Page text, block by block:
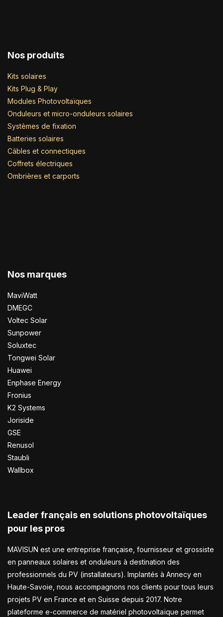
Nos produits
Kits solaires
Kits Plug & Play
Modules Photovoltaïques
Onduleurs et micro-onduleurs solaires
Systèmes de fixation
Batteries solaires
Câbles et connectiques
Coffrets électriques
Ombrières et carports
Nos marques
MaviWatt
DMEGC
Voltec Solar
Sunpower
Soluxtec
Tongwei Solar
Huawei
Enphase Energy
Fronius
K2 Systems
Joriside
GSE
Renusol
Staubli
Wallbox
Leader français en solutions photovoltaïques
pour les pros
MAVISUN est une entreprise française, fournisseur et grossiste
en panneaux solaires et onduleurs à destination des
professionnels du PV (installateurs). Implantés à Annecy en
Haute-Savoie, nous accompagnons nos clients pour tous leurs
projets PV en France et en Suisse depuis 2017. Notre
plateforme e-commerce de matériel photovoltaïque permet